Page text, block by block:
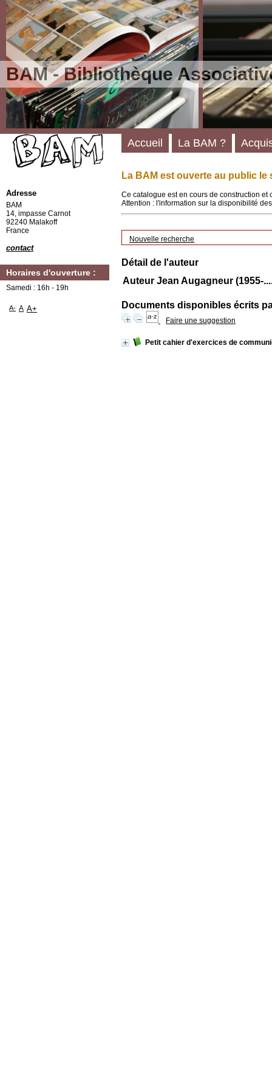
BAM - Bibliothèque
La BAM est ouverte au public le
Ce catalogue est en cours de construction
Attention : l'information sur la disponibilité
Nouvelle recherche
Détail de l'auteur
Auteur Jean Augagneur (1955-
Documents disponibles écrits
Faire une suggestion
Petit cahier d'exercices de
Accueil La BAM ?
Adresse
BAM
14, impasse Carnot
92240 Malakoff
France
contact
Horaires d'ouverture :
Samedi : 16h - 19h
A- A A+